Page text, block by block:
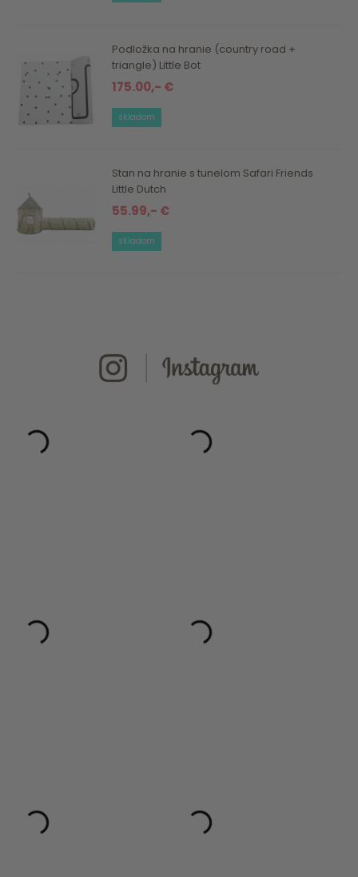
Podložka na hranie (country road +
triangle) Little Bot
175.00,- €
skladom
Stan na hranie s tunelom Safari Friends
Little Dutch
55.99,- €
skladom